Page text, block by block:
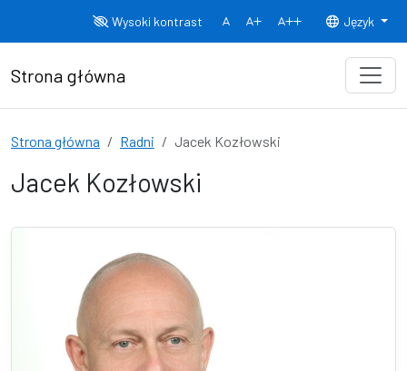
Wysoki kontrast
Normalny rozmiar czcionki
Rozmiar czcionki 150% Rozmiar
Język
Strona główna
Strona główna Radni Jacek Kozłowski
Jacek Kozłowski